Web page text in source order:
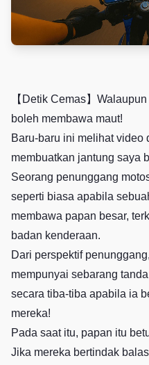
【Detik Cemas】
boleh membawa maut!
Baru-baru ini melihat video
membuatkan jantung saya
Seorang penunggang
seperti biasa apabila
membawa papan besar,
badan kenderaan.
Dari perspektif
mempunyai sebarang
secara tiba-tiba apabila ia
mereka!
Pada saat itu, papan itu
Jika mereka bertindak